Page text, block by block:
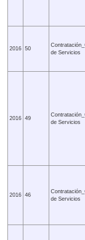
2016 50
de Servicios
2016 49
de Servicios
2016 46
de Servicios